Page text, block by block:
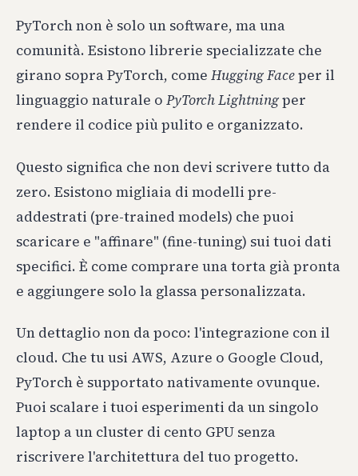
PyTorch non è solo un software, ma una
comunità. Esistono librerie specializzate che
girano sopra PyTorch, come Hugging Faceper il
linguaggio naturale o PyTorch Lightningper
rendere il codice più pulito e organizzato.
Questo significa che non devi scrivere tutto da
zero. Esistono migliaia di modelli pre-
addestrati (pre-trained models) che puoi
scaricare e "affinare" (fine-tuning) sui tuoi dati
specifici. È come comprare una torta già pronta
e aggiungere solo la glassa personalizzata.
Un dettaglio non da poco: l'integrazione con il
cloud. Che tu usi AWS, Azure o Google Cloud,
PyTorch è supportato nativamente ovunque.
Puoi scalare i tuoi esperimenti da un singolo
laptop a un cluster di cento GPU senza
riscrivere l'architettura del tuo progetto.